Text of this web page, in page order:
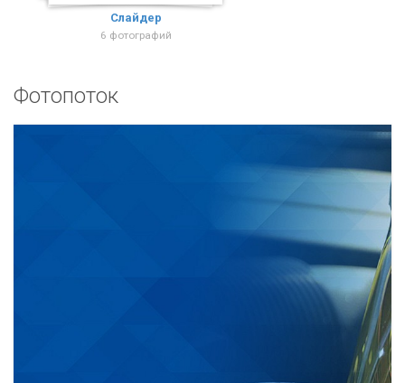
Слайдер
6 фотографий
Фотопоток